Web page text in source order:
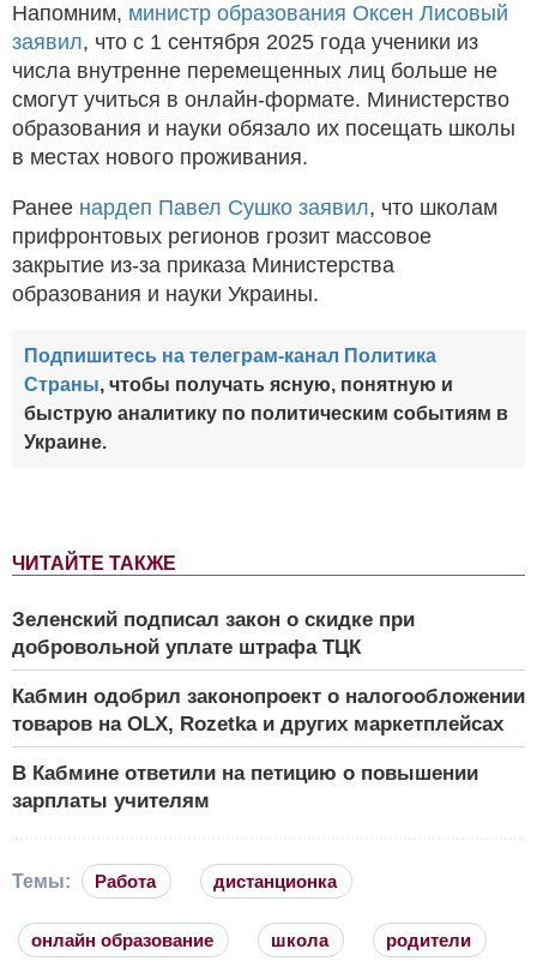
ЧИТАЙТЕ ТАКЖЕ
Зеленский подписал закон о скидке при
добровольной уплате штрафа ТЦК
Кабмин одобрил законопроект о налогообложении
товаров на OLX, Rozetka и других маркетплейсах
В Кабмине ответили на петицию о повышении
зарплаты учителям
Напомним, министр образования Оксен Лисовый
заявил, что с 1 сентября 2025 года ученики из
числа внутренне перемещенных лиц больше не
смогут учиться в онлайн-формате. Министерство
образования и науки обязало их посещать школы
в местах нового проживания.
Ранее нардеп Павел Сушко заявил, что школам
прифронтовых регионов грозит массовое
закрытие из-за приказа Министерства
образования и науки Украины.
Подпишитесь на телеграм-канал Политика
Страны, чтобы получать ясную, понятную и
быструю аналитику по политическим событиям в
Украине.
Темы: Работа дистанционка
онлайн образование школа родители